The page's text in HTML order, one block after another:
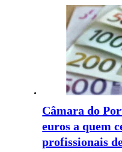
Câmara do
euros a quem
profissionais